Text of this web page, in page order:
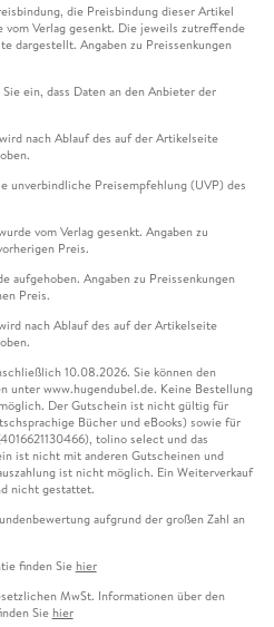
die Preisbindung dieser Artikel
Verlag gesenkt. Die jeweils zutreffende
dargestellt. Angaben zu Preissenkungen
ein, dass Daten an den Anbieter der
nach Ablauf des auf der Artikelseite
unverbindliche Preisempfehlung (UVP) des
vom Verlag gesenkt. Angaben zu
Preis.
aufgehoben. Angaben zu Preissenkungen
Preis.
nach Ablauf des auf der Artikelseite
10.08.2026. Sie können den
unter www.hugendubel.de. Keine Bestellung
Der Gutschein ist nicht gültig für
Bücher und eBooks) sowie für
tolino select und das
ist nicht mit anderen Gutscheinen und
ist nicht möglich. Ein Weiterverkauf
nicht gestattet.
aufgrund der großen Zahl an
finden Sie hier
MwSt. Informationen über den
Sie hier